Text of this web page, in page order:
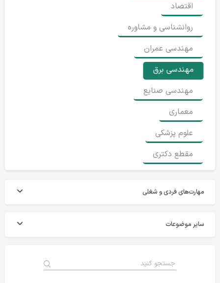
اقتصاد
روانشناسی و مشاوره
مهندسی عمران
مهندسی برق
مهندسی صنایع
معماری
علوم پزشکی
مقطع دکتری
مهارت‌های فردی و شغلی
سایر موضوعات